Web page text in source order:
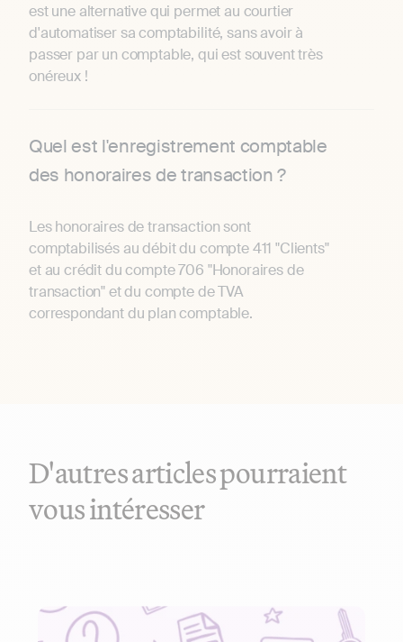
est une alternative qui permet au courtier
d'automatiser sa comptabilité, sans avoir à
passer par un comptable, qui est souvent très
onéreux !
Quel est l'enregistrement comptable
des honoraires de transaction ?
Les honoraires de transaction sont
comptabilisés au débit du compte 411 "Clients"
et au crédit du compte 706 "Honoraires de
transaction" et du compte de TVA
correspondant du plan comptable.
D'autres articles pourraient
vous intéresser